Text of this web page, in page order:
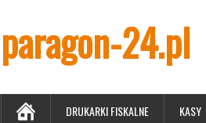
paragon-24.pl
DRUKARKI FISKALNE KASY